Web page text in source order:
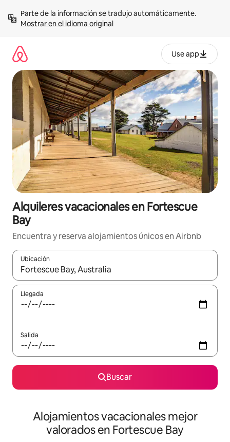
contenidoMostrar en el idioma original
Use app
Alquileres vacacionales en Fortescue
Bay
Encuentra y reserva alojamientos únicos en Airbnb
Ubicación
Cuando los resultados estén disponibles, navega con las
Llegada
Salida
Buscar
Alojamientos vacacionales mejor
valorados en Fortescue Bay